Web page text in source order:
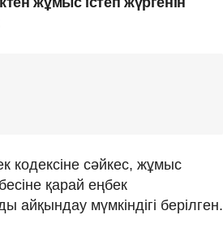
сәйкес, жұмыс
қарай еңбек
айқындау мүмкіндігі берілген.